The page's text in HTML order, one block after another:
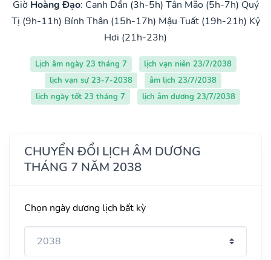
Giờ Hoàng Đạo: Canh Dần (3h-5h) Tân Mão (5h-7h) Quý
Tị (9h-11h) Bính Thân (15h-17h) Mậu Tuất (19h-21h) Kỷ
Hợi (21h-23h)
Lịch âm ngày 23 tháng 7
lịch vạn niên 23/7/2038
lịch vạn sự 23-7-2038
âm lịch 23/7/2038
lịch ngày tốt 23 tháng 7
lịch âm dương 23/7/2038
CHUYỂN ĐỔI LỊCH ÂM DƯƠNG
THÁNG 7 NĂM 2038
Chọn ngày dương lịch bất kỳ